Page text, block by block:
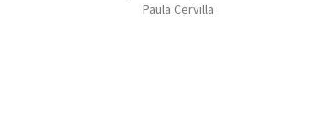
Paula Cervilla